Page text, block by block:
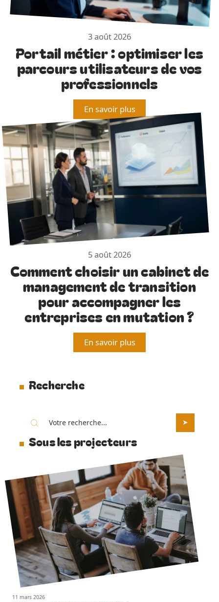
3 août 2026
Portail métier : optimiser les
parcours utilisateurs de vos
professionnels
En savoir plus
5 août 2026
Comment choisir un cabinet de
management de transition
pour accompagner les
entreprises en mutation ?
En savoir plus
Recherche
Sous les projecteurs
11 mars 2026